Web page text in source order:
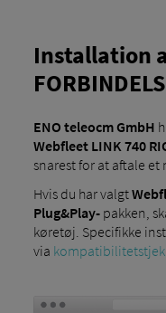
Installation
ENO teleocm GmbH
Webfleet LINK 740
snarest for at aftale
Hvis du har valgt
Plug&Play-pakken,
køretøj. Specifikke
via